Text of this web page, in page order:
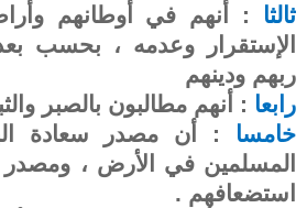
ثالثا : أنهم في أوطانهم
الإستقرار وعدمه ، بحسب
ربهم ودينهم
رابعا : أنهم مطالبون بالصبر
خامسا : أن مصدر سعادة
المسلمين في الأرض ، ومصدر
استضعافهم .